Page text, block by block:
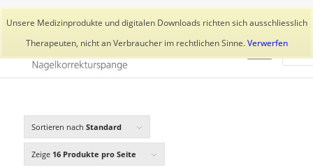
Unsere Medizinprodukte und digitalen Downloads richten sich ausschliesslich
Therapeuten, nicht an Verbraucher im rechtlichen Sinne.Verwerfen
Aktuelles Trainer 👥 Kundenkonto
Sortieren nach Standard
Zeige 16 Produkte pro Seite